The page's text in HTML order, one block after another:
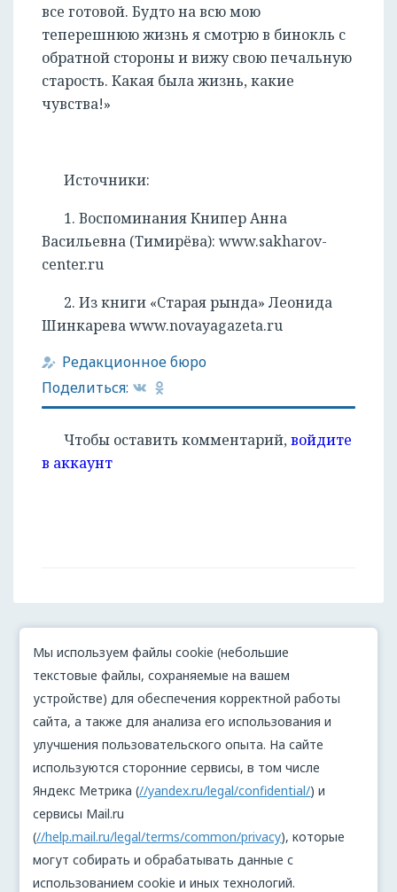
все готовой. Будто на всю мою
теперешнюю жизнь я смотрю в бинокль с
обратной стороны и вижу свою печальную
старость. Какая была жизнь, какие
чувства!»
Источники:
1. Воспоминания Книпер Анна
Васильевна (Тимирёва): www.sakharov-
center.ru
2. Из книги «Старая рында» Леонида
Шинкарева www.novayagazeta.ru
Редакционное бюро
Поделиться:
Чтобы оставить комментарий,войдите
в аккаунт
Мы используем файлы cookie (небольшие
текстовые файлы, сохраняемые на вашем
устройстве) для обеспечения корректной работы
сайта, а также для анализа его использования и
улучшения пользовательского опыта. На сайте
используются сторонние сервисы, в том числе
Яндекс Метрика (//yandex.ru/legal/confidential/) и
сервисы Mail.ru
(//help.mail.ru/legal/terms/common/privacy), которые
могут собирать и обрабатывать данные с
использованием cookie и иных технологий.